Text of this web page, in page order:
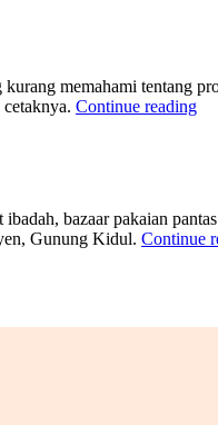
memahami tentang
Continue reading
bazaar pakaian
Gunung Kidul. Continue